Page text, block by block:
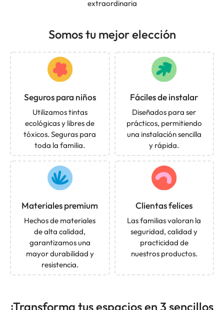
extraordinaria
Somos tu mejor elección
Seguros para niños
Utilizamos tintas
ecológicas y libres de
tóxicos. Seguras para
toda la familia.
Fáciles de instalar
Diseñados para ser
prácticos, permitiendo
una instalación sencilla
y rápida.
Materiales premium
Hechos de materiales
de alta calidad,
garantizamos una
mayor durabilidad y
resistencia.
Clientas felices
Las familias valoran la
seguridad, calidad y
practicidad de
nuestros productos.
¡Transforma tus espacios en 3 sencillos